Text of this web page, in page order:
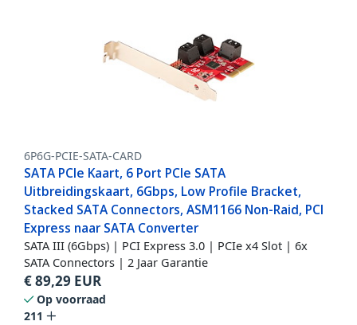
6P6G-PCIE-SATA-CARD
SATA PCIe Kaart, 6 Port PCIe SATA
Uitbreidingskaart, 6Gbps, Low Profile Bracket,
Stacked SATA Connectors, ASM1166 Non-Raid, PCI
Express naar SATA Converter
SATA III (6Gbps) | PCI Express 3.0 | PCIe x4 Slot | 6x
SATA Connectors | 2 Jaar Garantie
€89,29 EUR
Op voorraad
211